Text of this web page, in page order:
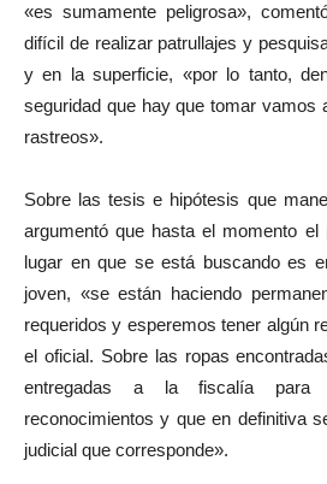
«es sumamente peligrosa»,
difícil de realizar patrullajes y
y en la superficie, «por lo tanto,
seguridad que hay que tomar vamos
rastreos».
Sobre las tesis e hipótesis que
argumentó que hasta el momento
lugar en que se está buscando es
joven, «se están haciendo
requeridos y esperemos tener algún
el oficial. Sobre las ropas
entregadas a la fiscalía
reconocimientos y que en definitiva
judicial que corresponde».